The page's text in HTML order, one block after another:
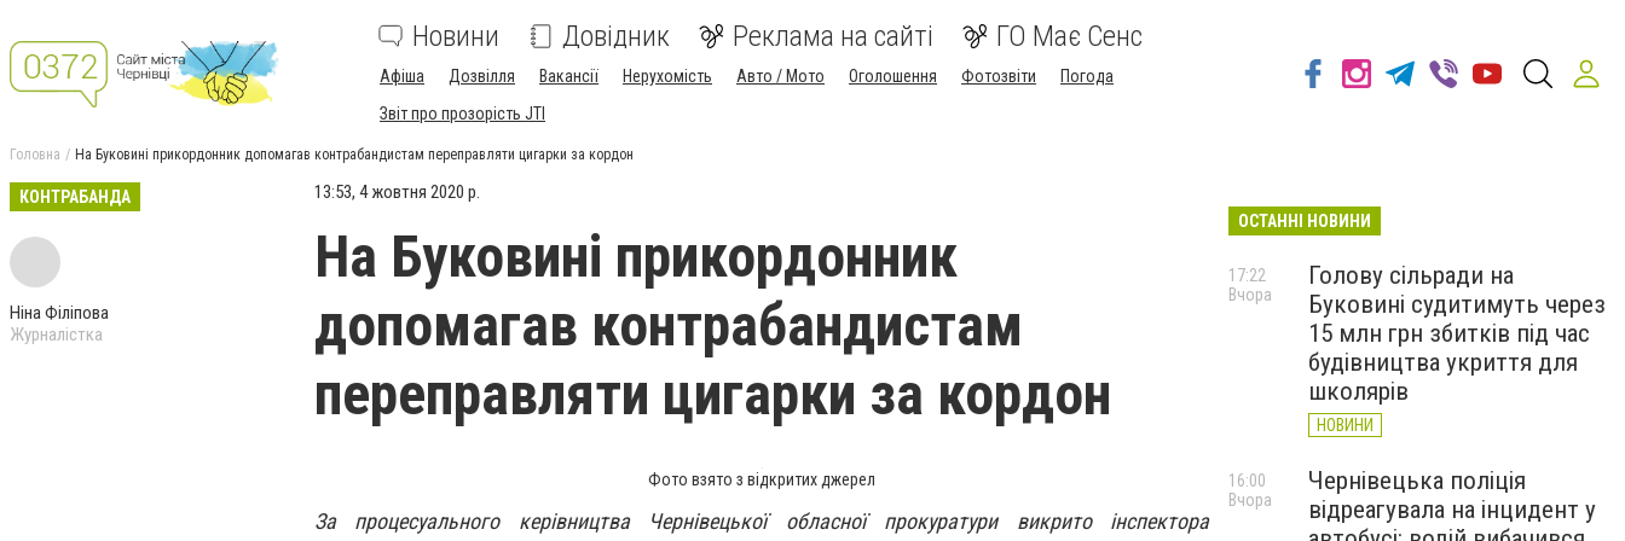
Новини Довідник Реклама на сайті ГО Має Сенс
Афіша Дозвілля Вакансії Нерухомість Авто / Мото Оголошення Фотозвіти
Погода
Звіт про прозорість JTI
Головна На Буковині прикордонник допомагав контрабандистам переправляти цигарки за кордон
КОНТРАБАНДА
Ніна Філіпова
Журналістка
13:53, 4 жовтня 2020 р.
На Буковині прикордонник
допомагав контрабандистам
переправляти цигарки за кордон
Фото взято з відкритих джерел
За процесуального керівництва Чернівецької обласної прокуратури викрито інспектора
ОСТАННІ НОВИНИ
Голову сільради на
Буковині судитимуть через
15 млн грн збитків під час
будівництва укриття для
школярів
НОВИНИ
17:22
Вчора
Чернівецька поліція
відреагувала на інцидент у
16:00
Вчора